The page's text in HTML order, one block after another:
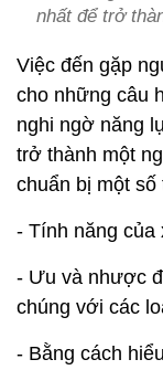
nhất để trở
Việc đến gặp
cho những câu
nghi ngờ năng
trở thành một
chuẩn bị một
- Tính năng của
- Ưu và nhược
chúng với các
- Bằng cách